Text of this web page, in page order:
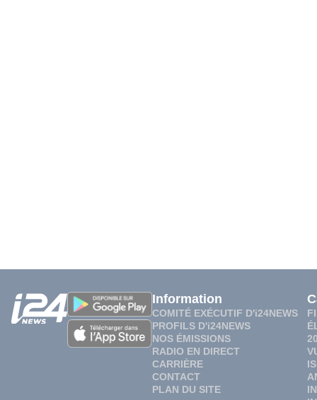
Information
COMITÉ EXÉCUTIF D'i24NEWS
PROFILS D'i24NEWS
NOS ÉMISSIONS
RADIO EN DIRECT
CARRIÈRE
CONTACT
PLAN DU SITE